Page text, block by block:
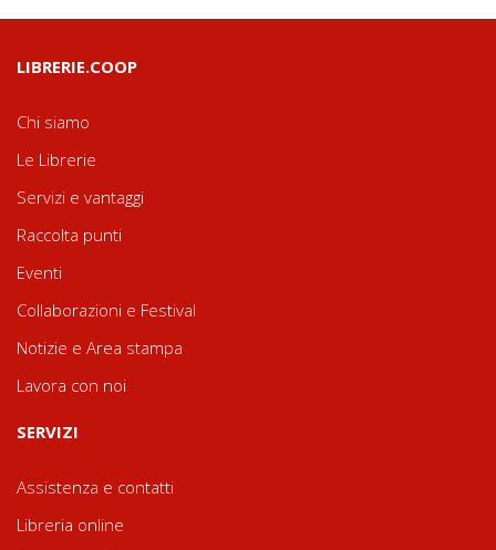
LIBRERIE.COOP
Chi siamo
Le Librerie
Servizi e vantaggi
Raccolta punti
Eventi
Collaborazioni e Festival
Notizie e Area stampa
Lavora con noi
SERVIZI
Assistenza e contatti
Libreria online